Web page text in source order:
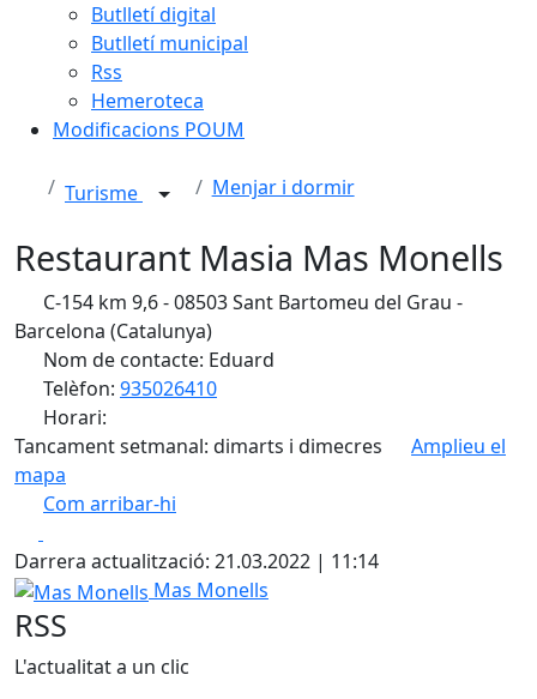
Butlletí digital
Butlletí municipal
Rss
Hemeroteca
Modificacions POUM
Turisme Menjar i dormir
Restaurant Masia Mas Monells
C-154 km 9,6 - 08503 Sant Bartomeu del Grau -
Barcelona (Catalunya)
Nom de contacte: Eduard
Telèfon: 935026410
Horari:
Tancament setmanal: dimarts i dimecres
Amplieu el
mapa
Com arribar-hi
+
−
Darrera actualització: 21.03.2022 | 11:14
Mas Monells
Mas Monells
RSS
L'actualitat a un clic